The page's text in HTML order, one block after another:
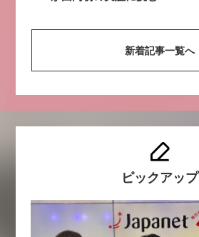
新着記事一覧へ
ピックアップ